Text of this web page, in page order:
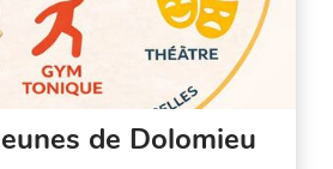
de Dolomieu